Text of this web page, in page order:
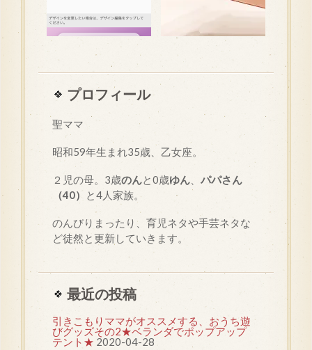
プロフィール
聖ママ
昭和59年生まれ35歳、乙女座。
２児の母。3歳のんと0歳ゆん
パパさん
（40）
と4人家族。
のんびりまったり、育児ネタや手芸ネタな
ど徒然と更新していきます。
最近の投稿
引きこもりママがオススメする、おうち遊
びグッズその2★ベランダでポップアップ
テント★ 2020-04-28